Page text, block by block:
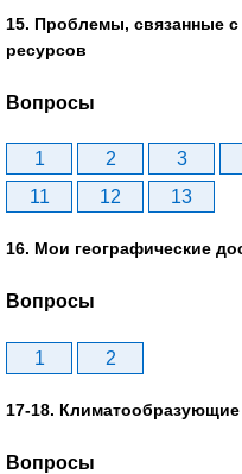
15. Проблемы, связанные
ресурсов
Вопросы
1 2 3
11
12 13
16. Мои географические
Вопросы
1 2
17-18.
Вопросы